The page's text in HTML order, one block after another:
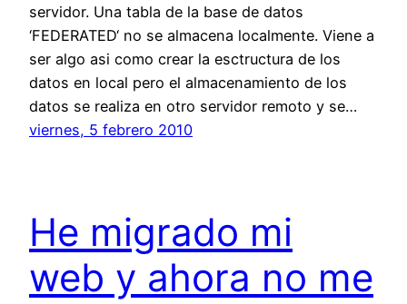
servidor. Una tabla de la base de datos
‘FEDERATED‘ no se almacena localmente. Viene a
ser algo asi como crear la esctructura de los
datos en local pero el almacenamiento de los
datos se realiza en otro servidor remoto y se…
viernes, 5 febrero 2010
He migrado mi
web y ahora no me